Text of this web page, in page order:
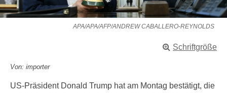
APA/APA/AFP/ANDREW CABALLERO-REYNOLDS
Schriftgröße
Von: importer
US-Präsident Donald Trump hat am Montag bestätigt, die